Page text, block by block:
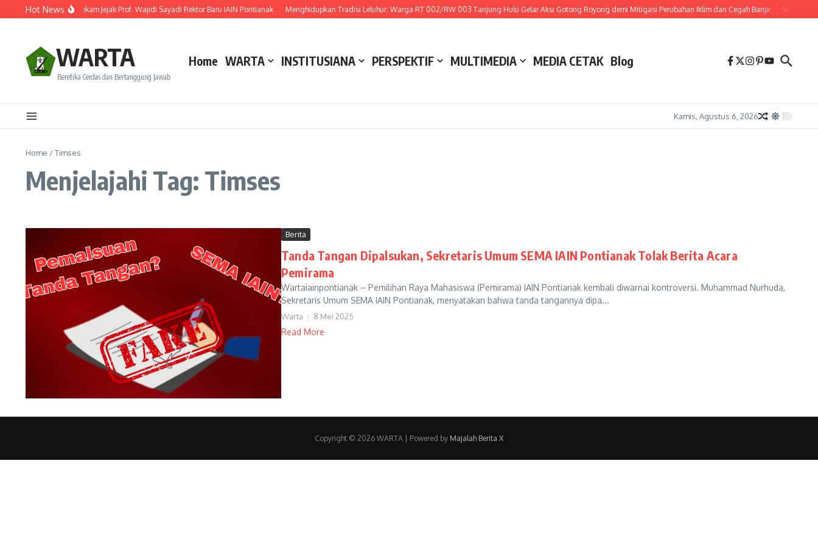
Lewati ke konten
Hot News
Resmi Dilantik! Ini Rekam Jejak Prof. Wajidi Sayadi Rektor Baru IAIN Pontianak Menghidupkan Tradisi Leluhur: Warga RT 002/RW 003 Tanjung Hulu Gelar Aksi Gotong Royong demi Mitigasi Perubahan Iklim dan Cegah Banjir Wisuda
WARTA
Beretika Cerdas dan Bertanggung Jawab
Home WARTA INSTITUSIANA PERSPEKTIF MULTIMEDIA MEDIA CETAK Blog
Kamis, Agustus 6, 2026
Home /Timses
Menjelajahi Tag: Timses
Berita
Tanda Tangan Dipalsukan, Sekretaris Umum SEMA IAIN Pontianak Tolak Berita Acara
Pemirama
Wartaiainpontianak – Pemilihan Raya Mahasiswa (Pemirama) IAIN Pontianak kembali diwarnai kontroversi. Muhammad Nurhuda,
Sekretaris Umum SEMA IAIN Pontianak, menyatakan bahwa tanda tangannya dipa...
Warta 8 Mei 2025
Read More
Copyright © 2026 WARTA | Powered by Majalah Berita X